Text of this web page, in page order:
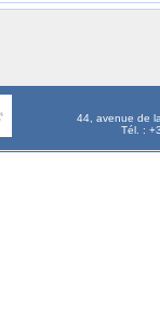
44, avenue de
Tél. :